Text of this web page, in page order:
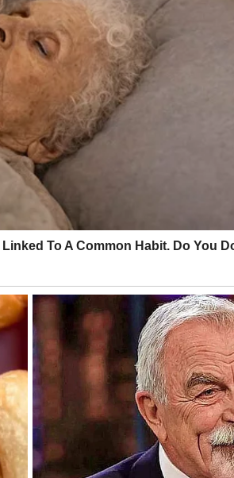
donose veliko olakšanje.
vam se sreća konačno vraća.
koji mijenjaju mnogo toga.
svojim emocijama i iskrenošću.
sada donosi veliku ljubav i emotivni mir.
vraća vjeru u sreću.